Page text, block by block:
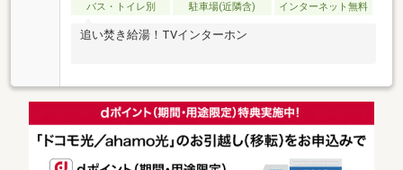
バス・トイレ別
駐車場(近隣含) インターネット無料
追い焚き給湯！TVインターホン